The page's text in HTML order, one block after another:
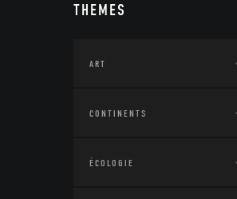
THEMES
ART
CONTINENTS
ÉCOLOGIE